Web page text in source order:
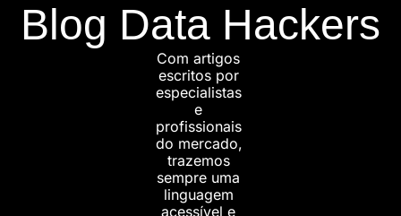
Blog Data Hackers
Com artigos
escritos por
especialistas
e
profissionais
do mercado,
trazemos
sempre uma
linguagem
acessível e